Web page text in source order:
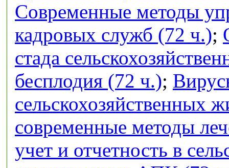
Современные методы
кадровых служб (72 ч.);
стада
бесплодия (72 ч.);
сельскохозяйственных
современные методы
учет и отчетность в